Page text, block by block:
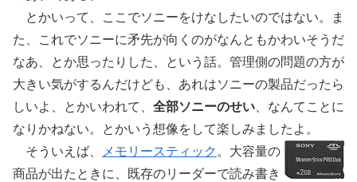
とかいって、ここでソニーをけなしたいのではない。ま
た、これでソニーに矛先が向くのがなんともかわいそうだ
なあ、とか思ったりした、という話。管理側の問題の方が
大きい気がするんだけども、あれはソニーの製品だったら
しいよ、とかいわれて、 全部ソニーのせい 、なんてことに
なりかねない。とかいう想像をして楽しみましたよ。
そういえば、
メモリースティック 。大容量の
商品が出たときに、既存のリーダーで読み書き